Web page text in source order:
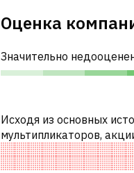
Оценка
Значительно
Исходя из основных
мультипликаторов,
недооценены по
компаниями.